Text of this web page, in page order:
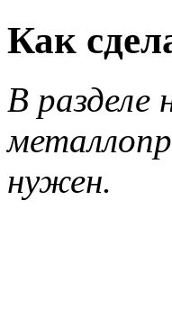
Как
В разделе
нужен.